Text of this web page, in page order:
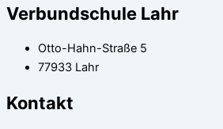
Verbundschule Lahr
Otto-Hahn-Straße 5
77933 Lahr
Kontakt